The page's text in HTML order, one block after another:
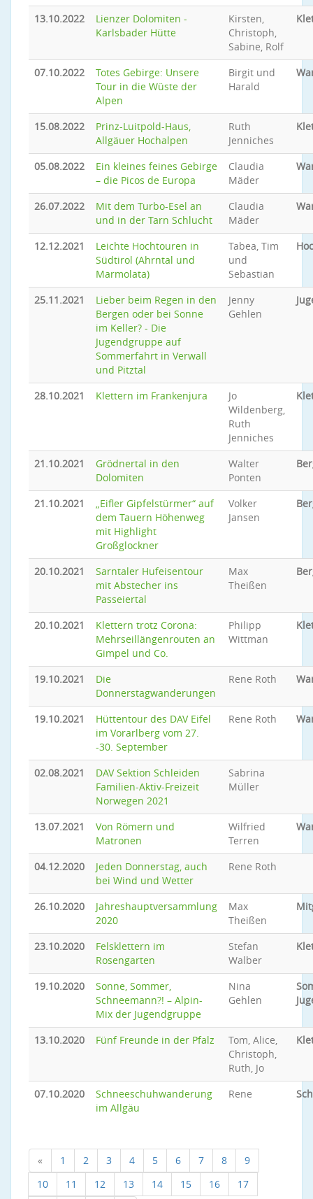
13.10.2022
Lienzer Dolomiten -
Karlsbader Hütte
Kirsten,
Christoph,
Sabine, Rolf
07.10.2022
Totes Gebirge: Unsere
Tour in die Wüste der
Alpen
Birgit und
Harald
15.08.2022
Prinz-Luitpold-Haus,
Allgäuer Hochalpen
Ruth
Jenniches
05.08.2022
Ein kleines feines Gebirge
– die Picos de Europa
Claudia
Mäder
26.07.2022
Mit dem Turbo-Esel an
und in der Tarn Schlucht
Claudia
Mäder
12.12.2021
Leichte Hochtouren in
Südtirol (Ahrntal und
Marmolata)
Tabea, Tim
und
Sebastian
25.11.2021
Lieber beim Regen in den
Bergen oder bei Sonne
im Keller? - Die
Jugendgruppe auf
Sommerfahrt in Verwall
und Pitztal
Jenny
Gehlen
28.10.2021 Klettern im Frankenjura
Jo
Wildenberg,
Ruth
Jenniches
21.10.2021
Grödnertal in den
Dolomiten
Walter
Ponten
21.10.2021
„Eifler Gipfelstürmer“ auf
dem Tauern Höhenweg
mit Highlight
Großglockner
Volker
Jansen
20.10.2021
Sarntaler Hufeisentour
mit Abstecher ins
Passeiertal
Max
Theißen
20.10.2021
Klettern trotz Corona:
Mehrseillängenrouten an
Gimpel und Co.
Philipp
Wittman
19.10.2021
Die
Donnerstagwanderungen
Rene Roth
19.10.2021
Hüttentour des DAV Eifel
im Vorarlberg vom 27.
-30. September
Rene Roth
02.08.2021
DAV Sektion Schleiden
Familien-Aktiv-Freizeit
Norwegen 2021
Sabrina
Müller
13.07.2021
Von Römern und
Matronen
Wilfried
Terren
04.12.2020
Jeden Donnerstag, auch
bei Wind und Wetter
Rene Roth
26.10.2020
Jahreshauptversammlung
2020
Max
Theißen
23.10.2020
Felsklettern im
Rosengarten
Stefan
Walber
19.10.2020
Sonne, Sommer,
Schneemann?! – Alpin-
Mix der Jugendgruppe
Nina
Gehlen
13.10.2020 Fünf Freunde in der Pfalz
Tom, Alice,
Christoph,
Ruth, Jo
07.10.2020
Schneeschuhwanderung
im Allgäu
Rene
« 1 2 3 4 5 6 7 8
9
10
11 12 13 14 15 16 17